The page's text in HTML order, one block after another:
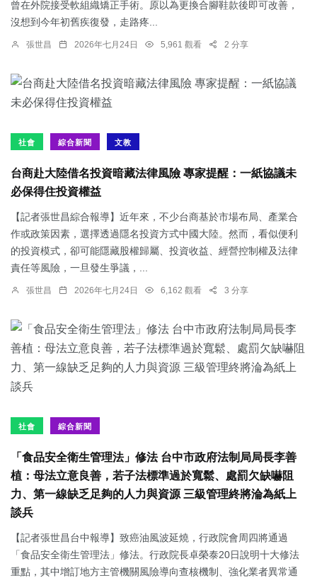
曾在外院接受軟組織矯正手術。原以為更換合腳鞋款後即可改善，
沒想到今年初舊疾復發，走路疼...
張世昌 2026年七月24日 5,961 觀看 2 分享
社會 綜合新聞 文教
台商赴大陸借名投資暗藏法律風險 專家提醒：一紙協議未
必保得住投資權益
【記者張世昌綜合報導】近年來，不少台商基於市場布局、產業合
作或政策因素，選擇透過隱名投資方式中國大陸。然而，看似便利
的投資模式，卻可能隱藏股權歸屬、投資收益、經營控制權及法律
責任等風險，一旦發生爭議，...
張世昌 2026年七月24日 6,162 觀看 3 分享
社會 綜合新聞
「食品安全衛生管理法」修法 台中市政府法制局局長李善
植：母法立意良善，若子法標準過於寬鬆、處罰欠缺嚇阻
力、第一線缺乏足夠的人力與資源 三級管理終將淪為紙上
談兵
【記者張世昌台中報導】致癌油風波延燒，行政院會周四將通過
「食品安全衛生管理法」修法。行政院長卓榮泰20日說明十大修法
重點，其中增訂地方主管機關風險導向查核機制、強化業者異常通